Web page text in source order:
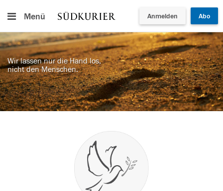
Menü Anmelden Abo
Wir lassen nur die Hand los,
nicht den Menschen.